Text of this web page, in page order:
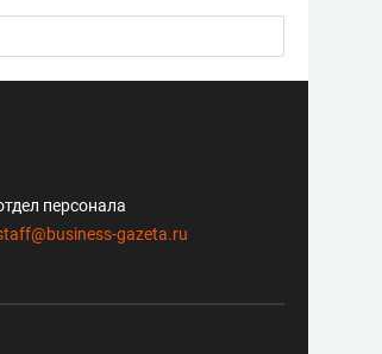
персонала
gazeta.ru